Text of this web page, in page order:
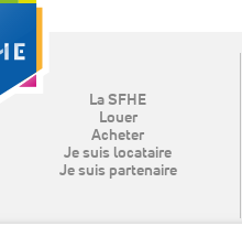
La SFHE
Louer
Acheter
Je suis locataire
Je suis partenaire